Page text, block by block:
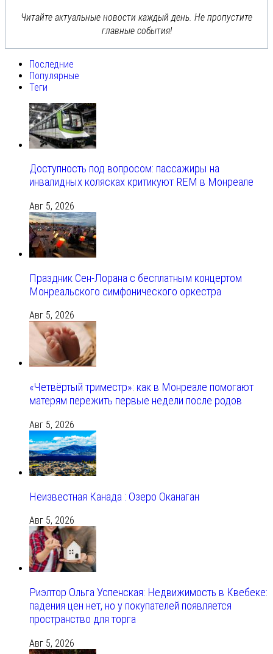
Читайте актуальные новости каждый день. Не пропустите
главные события!
Последние
Популярные
Теги
Доступность под вопросом: пассажиры на
инвалидных колясках критикуют REM в Монреале
Авг 5, 2026
Праздник Сен-Лорана с бесплатным концертом
Монреальского симфонического оркестра
Авг 5, 2026
«Четвёртый триместр»: как в Монреале помогают
матерям пережить первые недели после родов
Авг 5, 2026
Неизвестная Канада : Озеро Оканаган
Авг 5, 2026
Риэлтор Ольга Успенская: Недвижимость в Квебеке:
падения цен нет, но у покупателей появляется
пространство для торга
Авг 5, 2026